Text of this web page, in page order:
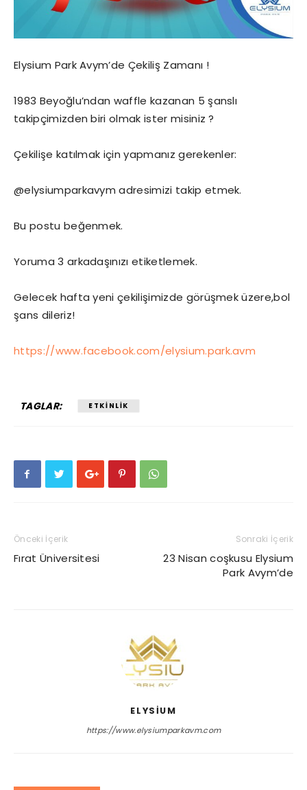
Elysium Park Avym’de Çekiliş Zamanı !
1983 Beyoğlu’ndan waffle kazanan 5 şanslı
takipçimizden biri olmak ister misiniz ?
Çekilişe katılmak için yapmanız gerekenler:
@elysiumparkavym adresimizi takip etmek.
Bu postu beğenmek.
Yoruma 3 arkadaşınızı etiketlemek.
Gelecek hafta yeni çekilişimizde görüşmek üzere,bol
şans dileriz!
https://www.facebook.com/elysium.park.avm
TAGLAR: ETKINLIK
Önceki İçerik
Fırat Üniversitesi
Sonraki İçerik
23 Nisan coşkusu Elysium
Park Avym’de
ELYSIUM
https://www.elysiumparkavm.com